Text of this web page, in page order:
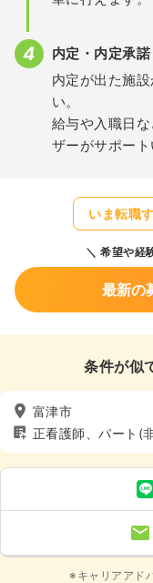
内定・内定承諾
内定が出た施
い。
給与や入職日
ザーがサポート
いま転職
希望や経
最新の
条件が似
富津市
正看護師、パート(
ビス、介護・福祉系
※キャリアアド